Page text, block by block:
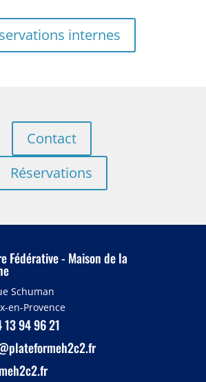
internes
Contact
Réservations
Fédérative - Maison de la
Schuman
en-Provence
94 96 21